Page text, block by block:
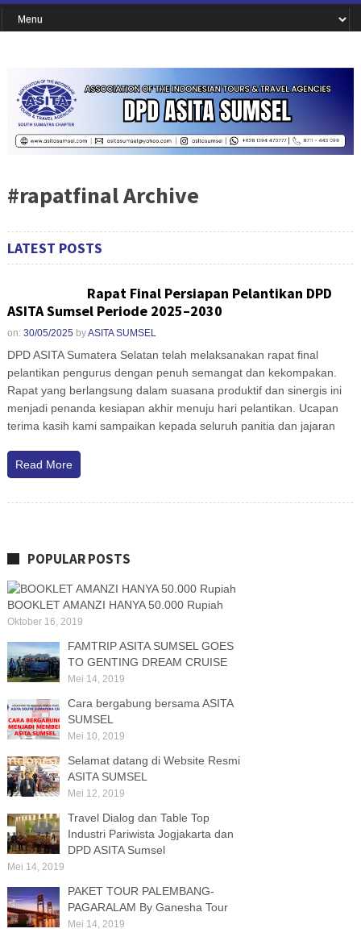
#rapatfinal Archive
LATEST POSTS
Rapat Final Persiapan Pelantikan DPD
ASITA Sumsel Periode 2025–2030
on: 30/05/2025 byASITA SUMSEL
DPD ASITA Sumatera Selatan telah melaksanakan rapat final
pelantikan pengurus dengan penuh semangat dan kekompakan.
Rapat yang berlangsung dalam suasana produktif dan sinergis ini
menjadi penanda kesiapan akhir menuju hari pelantikan. Ucapan
terima kasih kami sampaikan kepada seluruh panitia dan jajaran
Read More
POPULAR POSTS
BOOKLET AMANZI HANYA 50.000 Rupiah
Oktober 16, 2019
FAMTRIP ASITA SUMSEL GOES
TO GENTING DREAM CRUISE
Mei 14, 2019
Cara bergabung bersama ASITA
SUMSEL
Mei 10, 2019
Selamat datang di Website Resmi
ASITA SUMSEL
Mei 12, 2019
Travel Dialog dan Table Top
Industri Pariwista Jogjakarta dan
DPD ASITA Sumsel
Mei 14, 2019
PAKET TOUR PALEMBANG-
PAGARALAM By Ganesha Tour
Mei 14, 2019